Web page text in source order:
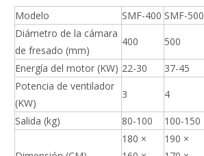
Modelo
SMF-400 SMF-500
Diámetro de la cámara
de fresado (mm)
400 500
Energía del motor (KW) 22-30 37-45
Potencia de ventilador
(KW)
3 4
Salida (kg) 80-100 100-150
180 ×
190 ×